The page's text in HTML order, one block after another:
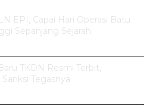
EPI, Capai Hari Operasi Batu
Sepanjang Sejarah
TKDN Resmi Terbit,
Tegasnya